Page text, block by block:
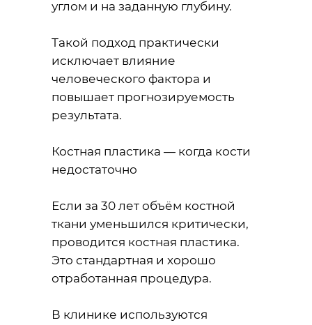
углом и на заданную глубину.
Такой подход практически
исключает влияние
человеческого фактора и
повышает прогнозируемость
результата.
Костная пластика — когда кости
недостаточно
Если за 30 лет объём костной
ткани уменьшился критически,
проводится костная пластика.
Это стандартная и хорошо
отработанная процедура.
В клинике используются